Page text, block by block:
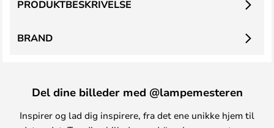
PRODUKTBESKRIVELSE
BRAND
Del dine billeder med @lampemesteren
Inspirer og lad dig inspirere, fra det ene unikke hjem til